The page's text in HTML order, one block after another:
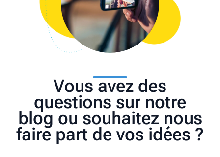
Vous avez des
questions sur notre
blog ou souhaitez nous
faire part de vos idées ?